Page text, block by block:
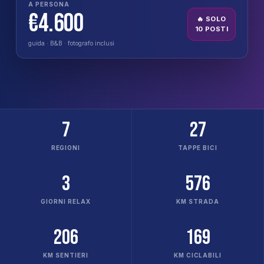
A PERSONA
€4.600
guida · B&B · fotografo inclusi
🔥 SOLO
10 POSTI
7
REGIONI
27
TAPPE BICI
3
GIORNI RELAX
576
KM STRADA
206
KM SENTIERI
169
KM CICLABILI